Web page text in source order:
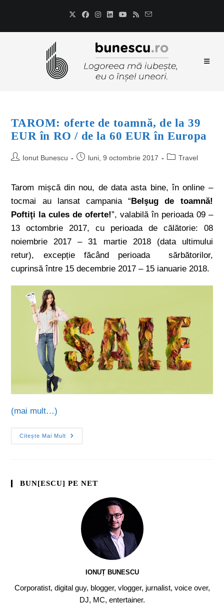
TAROM: oferte de toamnă, de la 39
EUR în RO / de la 60 EUR în Europa
Ionut Bunescu luni, 9 octombrie 2017 Travel
Tarom mișcă din nou, de data asta bine, în online –
tocmai au lansat campania “Belşug de toamnă!
Poftiţi la cules de oferte!”, valabilă în perioada 09 –
13 octombrie 2017, cu perioada de călătorie: 08
noiembrie 2017 – 31 martie 2018 (data ultimului
retur), excepție făcând perioada sărbătorilor,
cuprinsă între 15 decembrie 2017 – 15 ianuarie 2018.
(mai mult…)
Citește Mai Mult
BUN[ESCU] PE NET
IONUȚ BUNESCU
Corporatist, digital guy, blogger, vlogger, jurnalist, voice over,
DJ, MC, entertainer.